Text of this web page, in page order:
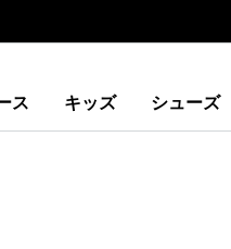
ス キッズ シューズ